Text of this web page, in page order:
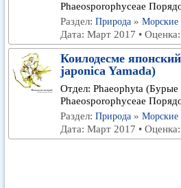
Phaeosporophyceae
Раздел: Природа » Морские
Дата: Март 2017 • Оценка:
Коилодесме
japonica Yamada)
Отдел: Phaeophyta (Бурые
Phaeosporophyceae
Раздел: Природа » Морские
Дата: Март 2017 • Оценка: